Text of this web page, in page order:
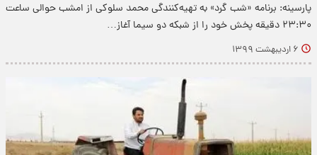
پارسینه: برنامه «شب گرد» به تهیه‌کنندگی محمد سلوکی از امشب حوالی ساعت
۲۳:۳۰ دقیقه پخش خود را از شبکه دو سیما آغاز…
۶ اردیبهشت ۱۳۹۹